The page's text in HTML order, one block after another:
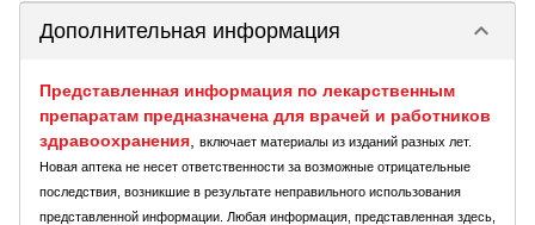
Дополнительная информация keyboard_arrow_down
Представленная информация по лекарственным
препаратам предназначена для врачей и работников
здравоохранения
включает материалы из изданий разных лет.
Новая аптека не несет ответственности за возможные отрицательные
последствия, возникшие в результате неправильного использования
представленной информации. Любая информация, представленная здесь,